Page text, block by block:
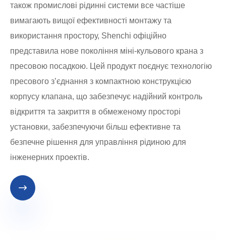
також промислові рідинні системи все частіше
вимагають вищої ефективності монтажу та
використання простору, Shenchi офіційно
представила нове покоління міні-кульового крана з
пресовою посадкою. Цей продукт поєднує технологію
пресового з’єднання з компактною конструкцією
корпусу клапана, що забезпечує надійний контроль
відкриття та закриття в обмеженому просторі
установки, забезпечуючи більш ефективне та
безпечне рішення для управління рідиною для
інженерних проектів.
